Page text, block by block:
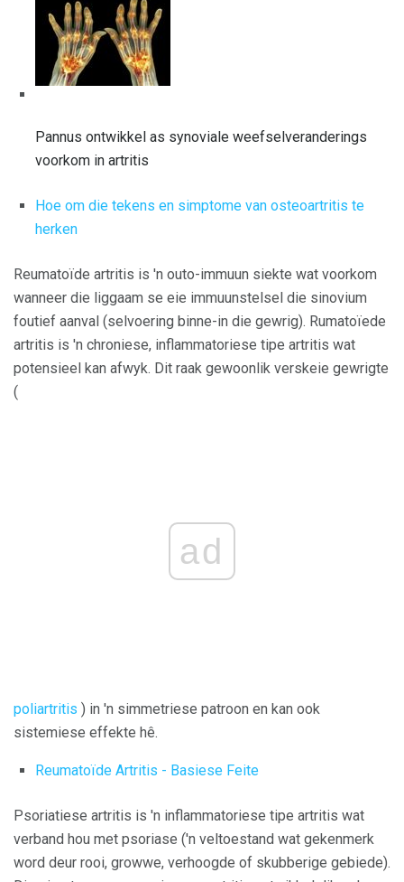
Pannus ontwikkel as synoviale weefselveranderings
voorkom in artritis
Hoe om die tekens en simptome van osteoartritis te
herken
Reumatoïde artritis is 'n outo-immuun siekte wat voorkom
wanneer die liggaam se eie immuunstelsel die sinovium
foutief aanval (selvoering binne-in die gewrig). Rumatoïede
artritis is 'n chroniese, inflammatoriese tipe artritis wat
potensieel kan afwyk. Dit raak gewoonlik verskeie gewrigte
(
ad
poliartritis ) in 'n simmetriese patroon en kan ook
sistemiese effekte hê.
Reumatoïde Artritis - Basiese Feite
Psoriatiese artritis is 'n inflammatoriese tipe artritis wat
verband hou met psoriase ('n veltoestand wat gekenmerk
word deur rooi, growwe, verhoogde of skubberige gebiede).